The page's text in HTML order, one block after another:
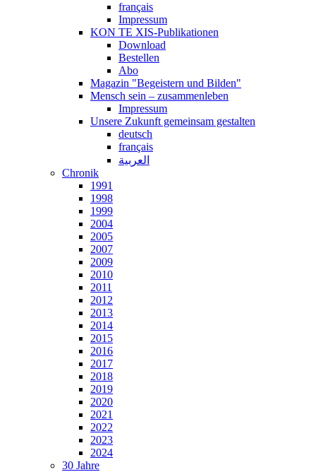
français
Impressum
KON TE XIS-Publikationen
Download
Bestellen
Abo
Magazin "Begeistern und Bilden"
Mensch sein – zusammenleben
Impressum
Unsere Zukunft gemeinsam gestalten
deutsch
français
العربية
Chronik
1991
1998
1999
2004
2005
2007
2009
2010
2011
2012
2013
2014
2015
2016
2017
2018
2019
2020
2021
2022
2023
2024
30 Jahre